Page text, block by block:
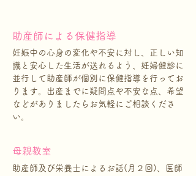
助産師による保健指導
妊娠中の心身の変化や不安に対し、正しい知
識と安心した生活が送れるよう、妊婦健診に
並行して助産師が個別に保健指導を行ってお
ります。出産までに疑問点や不安な点、希望
などがありましたらお気軽にご相談くださ
い。
母親教室
助産師及び栄養士によるお話(月２回)、医師